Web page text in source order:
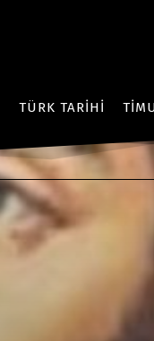
TÜRK TARIHI